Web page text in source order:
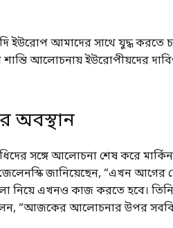
ইউরোপ আমাদের সাথে যুদ্ধ
শান্তি আলোচনায় ইউরোপীয়দের
অবস্থান
সঙ্গে আলোচনা শেষ করে
জানিয়েছেন, “এখন আগের
নিয়ে এখনও কাজ করতে হবে।
“আজকের আলোচনার উপর